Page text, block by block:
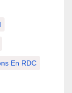
En RDC